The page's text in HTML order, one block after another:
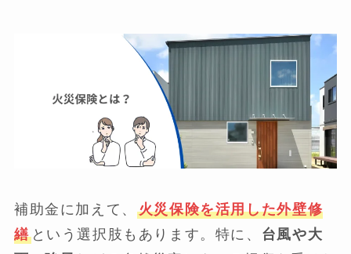
補助金に加えて、 火災保険を活用した外壁修
繕という選択肢もあります。特に、 台風や大